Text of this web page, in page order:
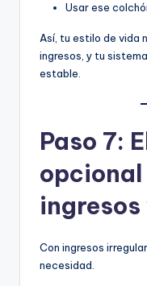
Usar ese
Así, tu estilo de vida
ingresos, y tu
estable.
Paso 7:
opcional
Con ingresos
necesidad.